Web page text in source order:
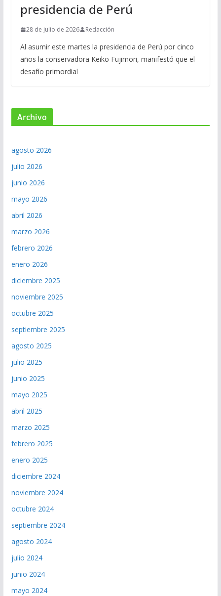
presidencia de Perú
28 de julio de 2026 Redacción
Al asumir este martes la presidencia de Perú por cinco
años la conservadora Keiko Fujimori, manifestó que el
desafío primordial
Archivo
agosto 2026
julio 2026
junio 2026
mayo 2026
abril 2026
marzo 2026
febrero 2026
enero 2026
diciembre 2025
noviembre 2025
octubre 2025
septiembre 2025
agosto 2025
julio 2025
junio 2025
mayo 2025
abril 2025
marzo 2025
febrero 2025
enero 2025
diciembre 2024
noviembre 2024
octubre 2024
septiembre 2024
agosto 2024
julio 2024
junio 2024
mayo 2024